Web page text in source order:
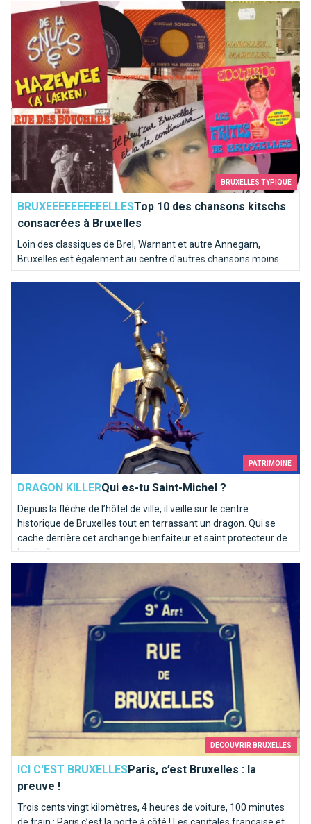
! Un site pour les généalogistes et les curieux.
BRUXELLES TYPIQUE
BRUXEEEEEEEEEELLESTop 10 des chansons kitschs
consacrées à Bruxelles
Loin des classiques de Brel, Warnant et autre Annegarn,
Bruxelles est également au centre d'autres chansons moins
connues. Nous avons poussé une pièce dans le juke-box de la
capitale de l'Europe pour en sortir les mélodies les plus kitschs.
Top 10 des chansons kitschs consacrées à Bruxelles
PATRIMOINE
DRAGON KILLERQui es-tu Saint-Michel ?
Depuis la flèche de l’hôtel de ville, il veille sur le centre
historique de Bruxelles tout en terrassant un dragon. Qui se
cache derrière cet archange bienfaiteur et saint protecteur de
la ville ?
Qui es-tu Saint-Michel ?
DÉCOUVRIR BRUXELLES
ICI C'EST BRUXELLESParis, c’est Bruxelles : la
preuve !
Trois cents vingt kilomètres, 4 heures de voiture, 100 minutes
de train : Paris c’est la porte à côté ! Les capitales française et
Paris, c’est Bruxelles : la preuve !